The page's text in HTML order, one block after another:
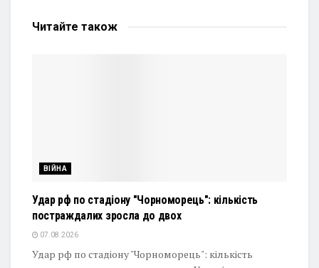
Читайте також
ВІЙНА
Удар рф по стадіону "Чорноморець": кількість
постраждалих зросла до двох
07.08.2026
Удар рф по стадіону "Чорноморець": кількість